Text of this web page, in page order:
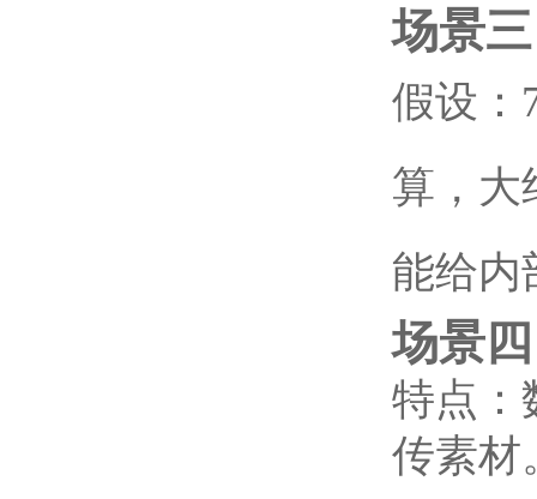
场景
假设：
算，大
能给内
场景
特点：
传素材